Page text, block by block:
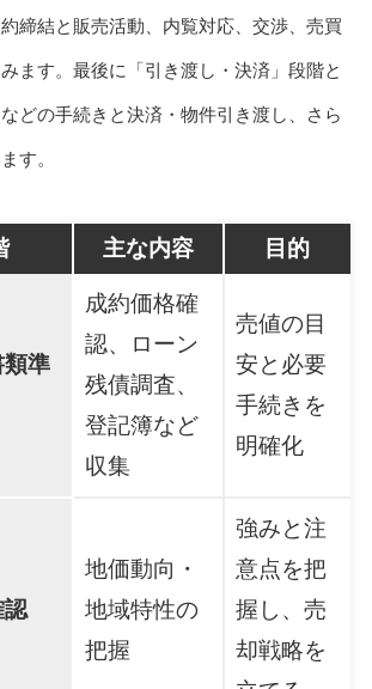
締結と販売活動、内覧対応、交渉、売買
ます。最後に「引き渡し・決済」段階と
どの手続きと決済・物件引き渡し、さら
す。
主な内容 目的
準
成約価格確
認、ローン
残債調査、
登記簿など
収集
売値の目
安と必要
手続きを
明確化
認
地価動向・
地域特性の
把握
強みと注
意点を把
握し、売
却戦略を